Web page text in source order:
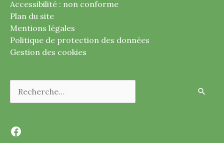
Accessibilité : non conforme
Plan du site
Mentions légales
Politique de protection des données
Gestion des cookies
Facebook